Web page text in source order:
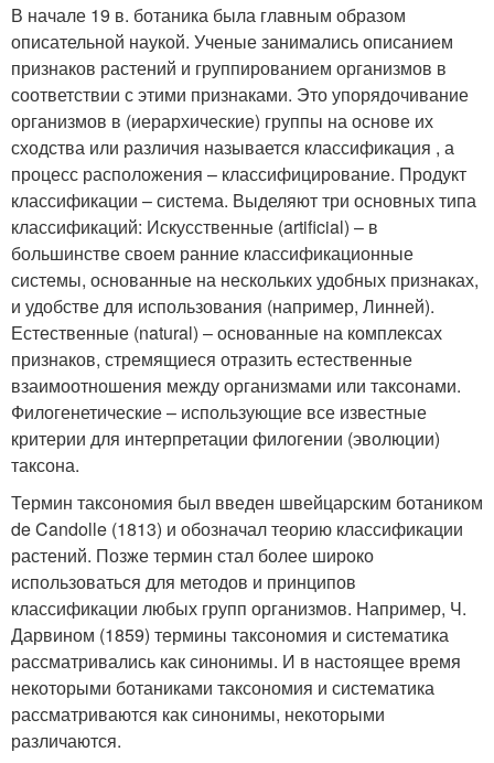
В начале 19 в. ботаника была главным образом
описательной наукой. Ученые занимались описанием
признаков растений и группированием организмов в
соответствии с этими признаками. Это упорядочивание
организмов в (иерархические) группы на основе их
сходства или различия называется классификация , а
процесс расположения – классифицирование. Продукт
классификации – система. Выделяют три основных типа
классификаций: Искусственные (artificial) – в
большинстве своем ранние классификационные
системы, основанные на нескольких удобных признаках,
и удобстве для использования (например, Линней).
Естественные (natural) – основанные на комплексах
признаков, стремящиеся отразить естественные
взаимоотношения между организмами или таксонами.
Филогенетические – использующие все известные
критерии для интерпретации филогении (эволюции)
таксона.
Термин таксономия был введен швейцарским ботаником
de Candolle (1813) и обозначал теорию классификации
растений. Позже термин стал более широко
использоваться для методов и принципов
классификации любых групп организмов. Например, Ч.
Дарвином (1859) термины таксономия и систематика
рассматривались как синонимы. И в настоящее время
некоторыми ботаниками таксономия и систематика
рассматриваются как синонимы, некоторыми
различаются.